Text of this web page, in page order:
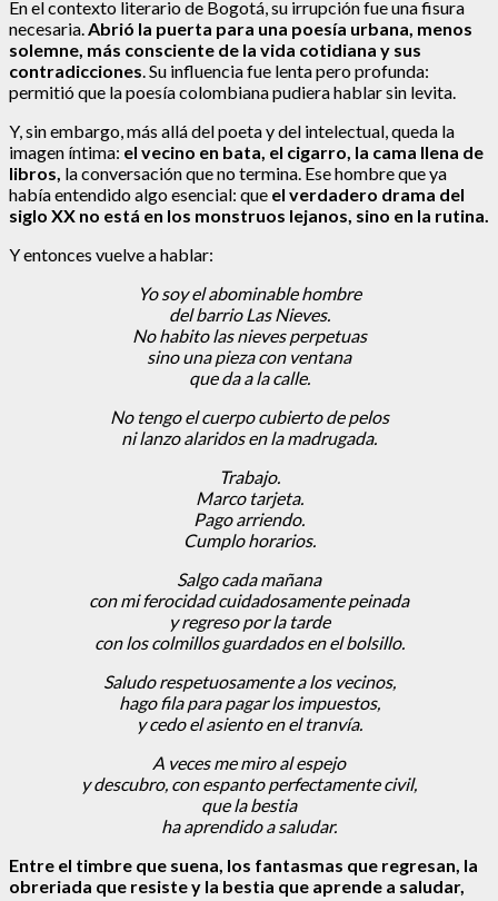
En el contexto literario de Bogotá, su irrupción fue una fisura
necesaria. Abrió la puerta para una poesía urbana, menos
solemne, más consciente de la vida cotidiana y sus
contradicciones . Su influencia fue lenta pero profunda:
permitió que la poesía colombiana pudiera hablar sin levita.
Y, sin embargo, más allá del poeta y del intelectual, queda la
imagen íntima: el vecino en bata, el cigarro, la cama llena de
libros, la conversación que no termina. Ese hombre que ya
había entendido algo esencial: que el verdadero drama del
siglo XX no está en los monstruos lejanos, sino en la rutina.
Y entonces vuelve a hablar:
Yo soy el abominable hombre
del barrio Las Nieves.
No habito las nieves perpetuas
sino una pieza con ventana
que da a la calle.
No tengo el cuerpo cubierto de pelos
ni lanzo alaridos en la madrugada.
Trabajo.
Marco tarjeta.
Pago arriendo.
Cumplo horarios.
Salgo cada mañana
con mi ferocidad cuidadosamente peinada
y regreso por la tarde
con los colmillos guardados en el bolsillo.
Saludo respetuosamente a los vecinos,
hago fila para pagar los impuestos,
y cedo el asiento en el tranvía.
A veces me miro al espejo
y descubro, con espanto perfectamente civil,
que la bestia
ha aprendido a saludar.
Entre el timbre que suena, los fantasmas que regresan, la
obreriada que resiste y la bestia que aprende a saludar,